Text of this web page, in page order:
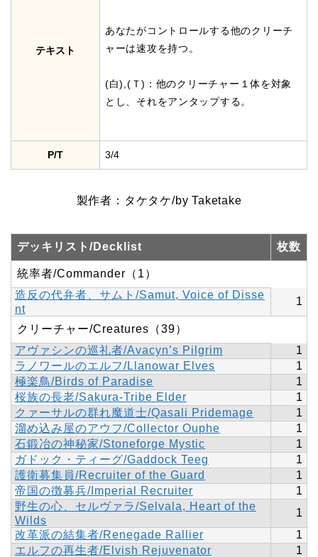
テキスト
あなたがコントロールする他のクリーチ
ャーは速攻を持つ。
(白),(Ｔ)：他のクリーチャー１体を対象
とし、それをアンタップする。
P/T 3/4
製作者：タケタケ/by Taketake
デッキリスト/Decklist 枚数
統率者/Commander（1）
造反の代弁者、サムト/Samut, Voice of Disse
nt
1
クリーチャー/Creatures（39）
アヴァシンの巡礼者/Avacyn’s Pilgrim
1
ラノワールのエルフ/Llanowar Elves
1
極楽鳥/Birds of Paradise
1
桜族の長老/Sakura-Tribe Elder
1
クァーサルの群れ魔道士/Qasali Pridemage
1
溜め込み屋のアウフ/Collector Ouphe
1
石鍛冶の神秘家/Stoneforge Mystic
1
ガドック・ティーグ/Gaddock Teeg
1
護衛募集員/Recruiter of the Guard
1
帝国の徴募兵/Imperial Recruiter
1
野生の心、セルヴァラ/Selvala, Heart of the
Wilds
1
改革派の結集者/Renegade Rallier
1
エルフの再生者/Elvish Rejuvenator
1